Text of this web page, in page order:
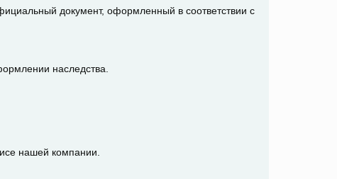
документ, оформленный в соответствии с
наследства.
нашей компании.